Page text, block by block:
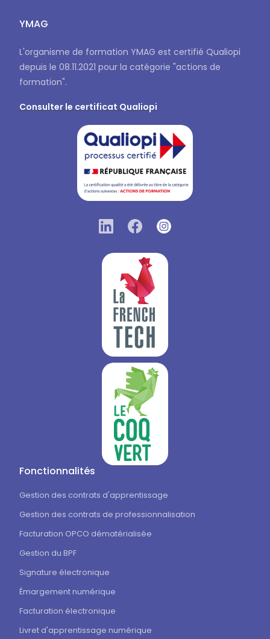
YMAG
L'organisme de formation YMAG est certifié Qualiopi
depuis le 08.11.2021 pour la catégorie "actions de
formation".
Consulter le certificat Qualiopi
Fonctionnalités
Gestion des contrats d'apprentissage
Gestion des contrats de professionnalisation
Facturation OPCO dématérialisée
Gestion du BPF
Signature électronique
Émargement numérique
Facturation électronique
Livret d'apprentissage numérique